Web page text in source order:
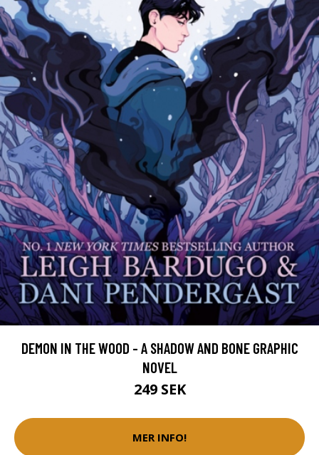
DEMON IN THE WOOD - A SHADOW AND BONE GRAPHIC
NOVEL
249 SEK
MER INFO!